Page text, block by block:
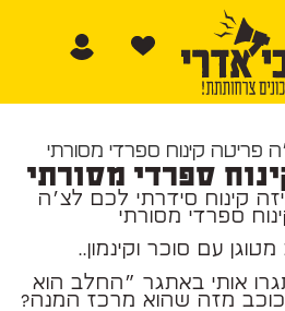
ספרדי מסורתי
קינוח סידרתי לכם לצ׳ה
ספרדי מסורתי
עם סוכר וקינמון..
אותי באתגר ״החלב הוא
מזה שהוא מרכז המנה?